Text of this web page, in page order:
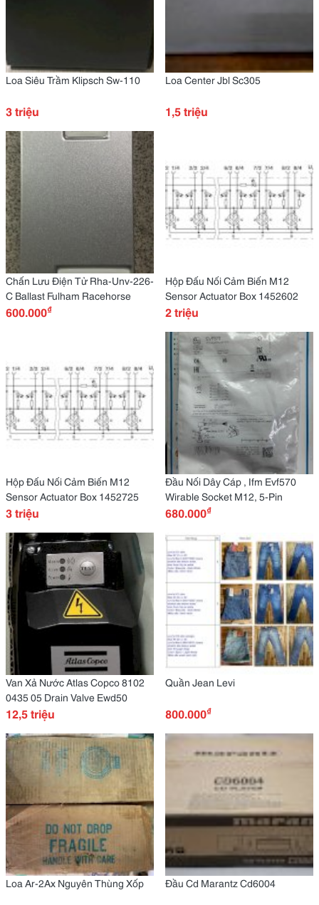
Loa Siêu Trầm Klipsch Sw-110
3 triệu
Loa Center Jbl Sc305
1,5 triệu
Chấn Lưu Điện Tử Rha-Unv-226-
C Ballast Fulham Racehorse
600.000₫
Hộp Đấu Nối Cảm Biến M12
Sensor Actuator Box 1452602
2 triệu
Hộp Đấu Nối Cảm Biến M12
Sensor Actuator Box 1452725
3 triệu
Đầu Nối Dây Cáp , Ifm Evf570
Wirable Socket M12, 5-Pin
680.000₫
Van Xả Nước Atlas Copco 8102
0435 05 Drain Valve Ewd50
12,5 triệu
Quần Jean Levi
800.000₫
Loa Ar-2Ax Nguyên Thùng Xốp Đầu Cd Marantz Cd6004